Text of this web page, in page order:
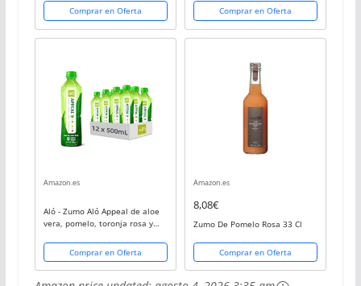
vegetales | Máxima calidad |
Potente antiinflamatorio y
antioxidante natural...
Comprar en Oferta Comprar en Oferta
Amazon.es
Aló - Zumo Aló Appeal de aloe
vera, pomelo, toronja rosa y
Comprar en Oferta
Amazon.es
8,08€
Zumo De Pomelo Rosa 33 Cl
Comprar en Oferta